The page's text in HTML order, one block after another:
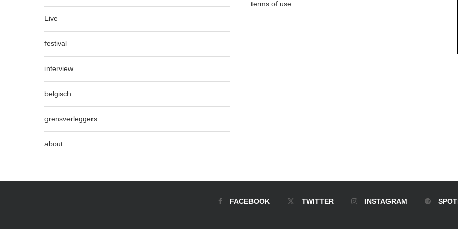
Live
festival
interview
belgisch
grensverleggers
about
terms of use
FACEBOOK TWITTER INSTAGRAM